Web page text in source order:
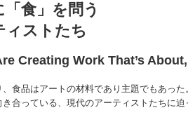
食」を問う
ィストたち
Creating Work That’s
食品はアートの材料であり主題でもあっ
合っている、現代のアーティストたちに迫